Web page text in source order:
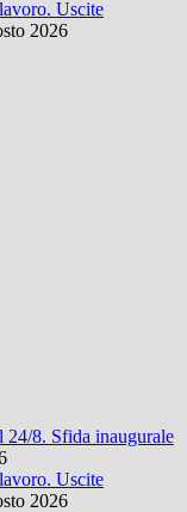
Uscite
2026
24/8. Sfida inaugurale
Uscite
2026